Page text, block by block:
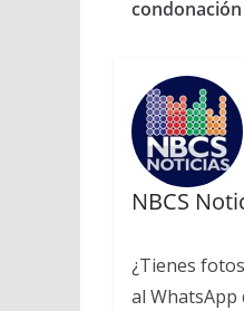
NBCS
¿Tienes
al WhatsApp